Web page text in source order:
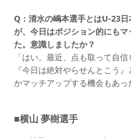
Q：清水の嶋本選手とはU-23
が、今日はポジション的にも
た。意識しましたか？
「はい。最近、点も取って自
『今日は絶対やらせんとこう
かマッチアップする機会もあっ
■横山 夢樹選手